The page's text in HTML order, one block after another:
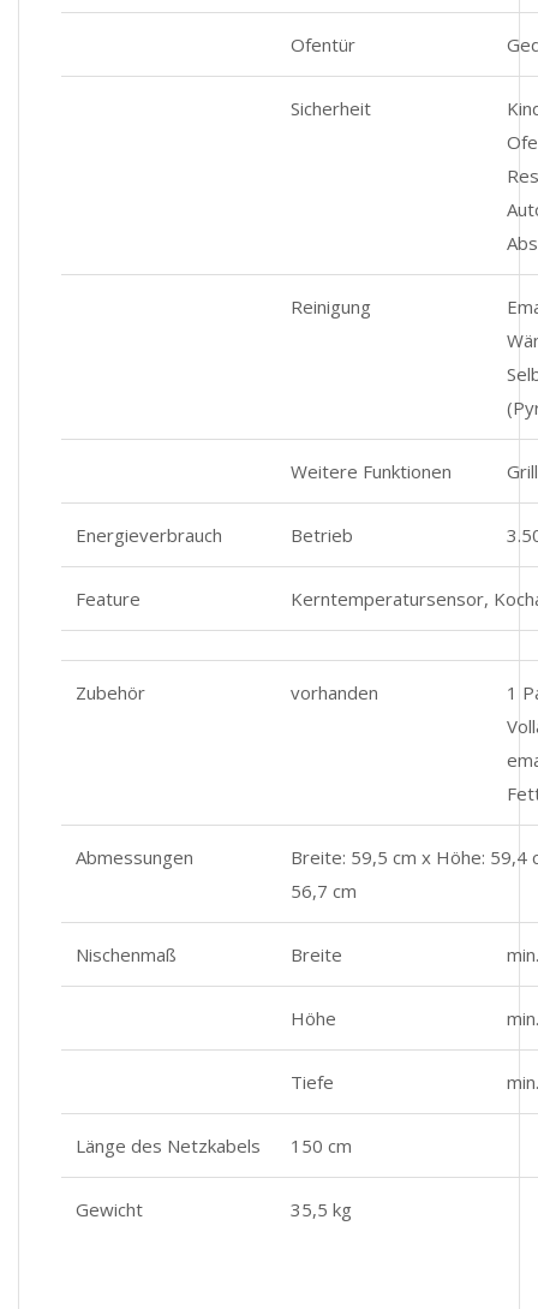
Ofentür
Sicherheit
Reinigung
Weitere Funktionen
Energieverbrauch Betrieb
Feature Kerntemperatursensor,
Zubehör vorhanden
1
Abmessungen
Breite: 59,5 cm x Höhe: 59,4
56,7 cm
Nischenmaß Breite
Höhe
Tiefe
Länge des Netzkabels 150 cm
Gewicht 35,5 kg